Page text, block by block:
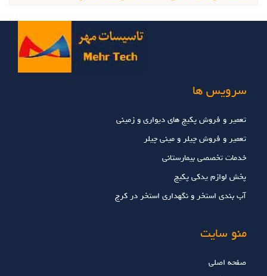
سرویس ها
تعمیر و فروش پکیج های دیواری و زمینی
تعمیر و فروش چیلر و مینی چیلر
خدمات تخصصي بيمارستاني
پخش لوازم یدکی پکیج
آب بندی استخر و نگهداری استخر در کرج
منو سایت
صفحه اصلی